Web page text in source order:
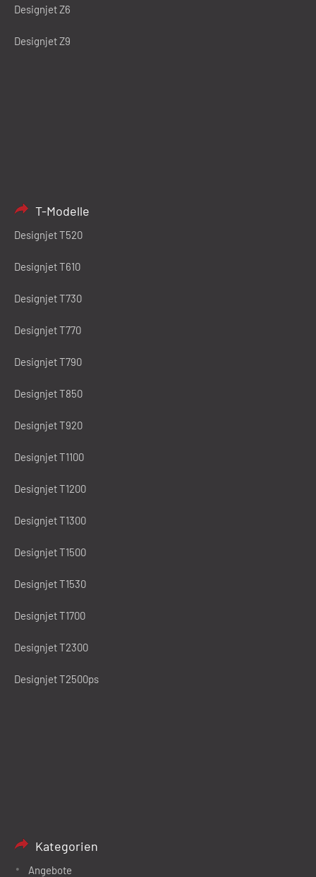
Designjet Z6
Designjet Z9
T-Modelle
Designjet T520
Designjet T610
Designjet T730
Designjet T770
Designjet T790
Designjet T850
Designjet T920
Designjet T1100
Designjet T1200
Designjet T1300
Designjet T1500
Designjet T1530
Designjet T1700
Designjet T2300
Designjet T2500ps
Kategorien
Angebote